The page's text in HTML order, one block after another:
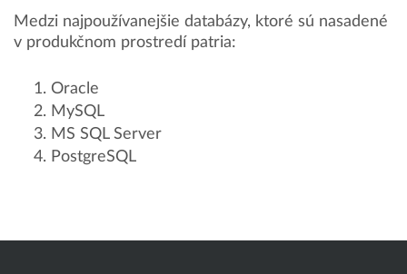
Medzi najpoužívanejšie databázy, ktoré sú nasadené
v produkčnom prostredí patria:
Oracle
MySQL
MS SQL Server
PostgreSQL